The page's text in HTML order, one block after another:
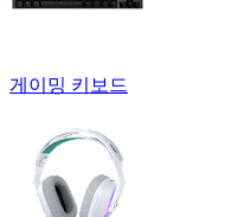
게이밍 키보드